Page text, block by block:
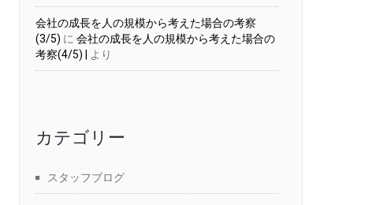
会社の成長を人の規模から考えた場合の考察
(3/5) に 会社の成長を人の規模から考えた場合の
考察(4/5) |
より
カテゴリー
スタッフブログ